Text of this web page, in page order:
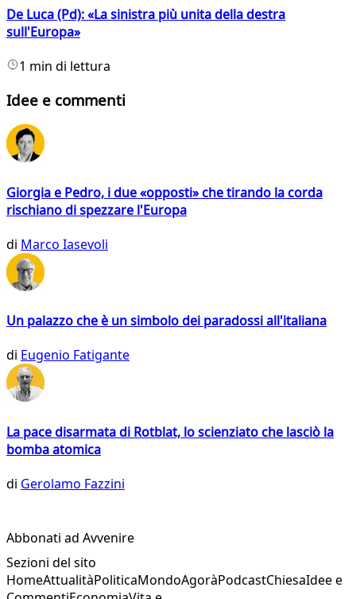
De Luca (Pd): «La sinistra più unita della destra
sull'Europa»
1 min di lettura
Idee e commenti
Giorgia e Pedro, i due «opposti» che tirando la corda
rischiano di spezzare l'Europa
di Marco Iasevoli
Un palazzo che è un simbolo dei paradossi all'italiana
di Eugenio Fatigante
La pace disarmata di Rotblat, lo scienziato che lasciò la
bomba atomica
di Gerolamo Fazzini
Abbonati ad Avvenire
Sezioni del sito
HomeAttualitàPoliticaMondoAgoràPodcastChiesaIdee e